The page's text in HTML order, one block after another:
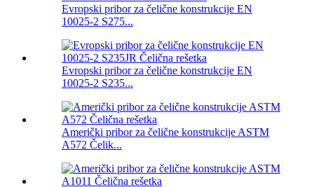
Evropski pribor za čelične konstrukcije EN
10025-2 S275...
Evropski pribor za čelične konstrukcije EN
10025-2 S235...
Američki pribor za čelične konstrukcije ASTM
A572 Čelik...